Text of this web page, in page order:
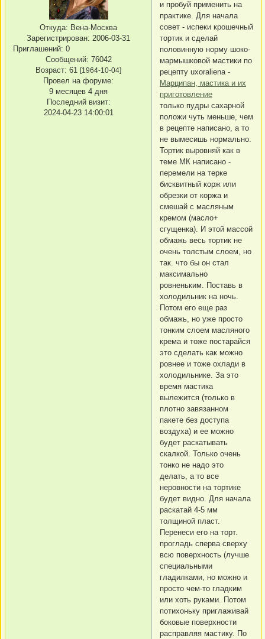
Откуда: Вена-Москва
Зарегистрирован: 2006-03-31
Приглашений: 0
Сообщений: 76042
Возраст: 61 [1964-10-04]
Провел на форуме:
9 месяцев 4 дня
Последний визит:
2024-04-23 14:00:01
и пробуй применить на
практике. Для начала
совет - испеки крошечный
тортик и сделай
половинную норму шоко-
мармышковой мастики по
рецепту uxoraliena -
Марципан, мастика и их
приготовление
только пудры сахарной
положи чуть меньше, чем
в рецепте написано, а то
не вымесишь нормально.
Тортик выровняй как в
теме МК написано -
перемели на терке
бисквитный корж или
обрезки от коржа и
смешай с масляным
кремом (масло+
сгущенка). И этой массой
обмажь весь тортик не
очень толстым слоем, но
так. что бы он стал
максимально
ровненьким. Поставь в
холодильник на ночь.
Потом его еще раз
обмажь, но уже просто
тонким слоем масляного
крема и тоже постарайся
это сделать как можно
ровнее и тоже охлади в
холодильнике. За это
время мастика
вылежится (только в
плотно завязанном
пакете без доступа
воздуха) и ее можно
будет раскатывать
скалкой. Только очень
тонко не надо это
делать, а то все
неровности на тортике
будет видно. Для начала
раскатай 4-5 мм
толщиной пласт.
Перенеси его на торт.
прогладь сперва сверху
всю поверхность (лучше
специальными
гладилками, но можно и
просто чем-то гладким
или хоть руками. Потом
потихоньку приглаживай
боковые поверхности
расправляя мастику. По